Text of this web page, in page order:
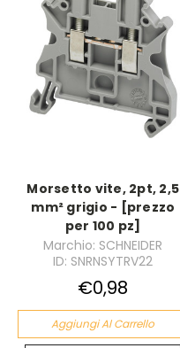
Morsetto vite, 2pt, 2,5
mm² grigio - [prezzo
per 100 pz]
Marchio: SCHNEIDER
ID: SNRNSYTRV22
€0,98
Aggiungi Al Carrello